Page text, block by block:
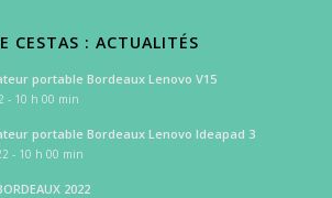
CESTAS : ACTUALITÉS
portable Bordeaux Lenovo V15
- 10 h 00 min
portable Bordeaux Lenovo Ideapad 3
- 10 h 00 min
2022